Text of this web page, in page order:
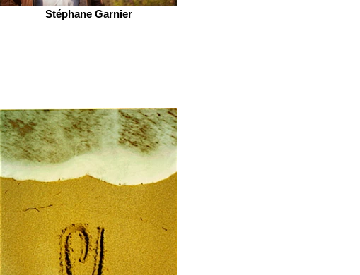
Stéphane Garnier